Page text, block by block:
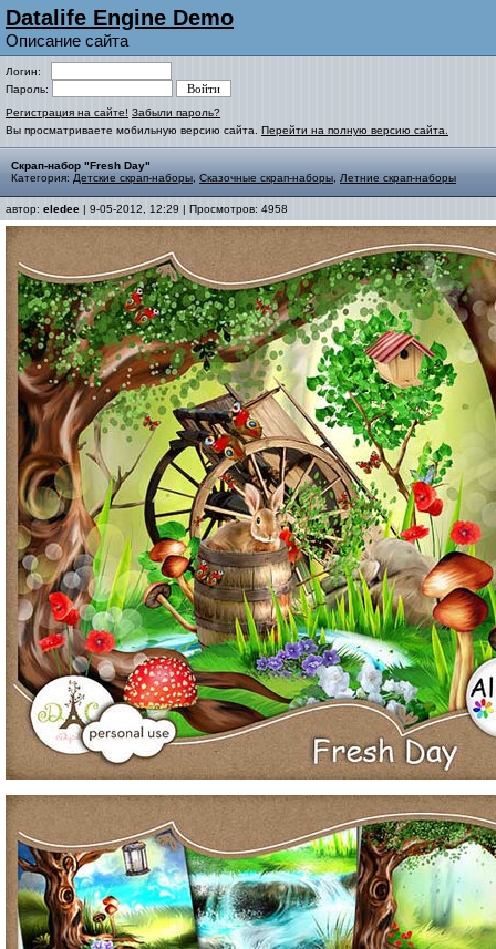
Datalife Engine Demo
Описание сайта
Логин:
Пароль:
Регистрация на сайте! Забыли пароль?
Вы просматриваете мобильную версию сайта. Перейти на полную версию сайта.
Скрап-набор "Fresh Day"
Категория: Детские скрап-наборы Сказочные скрап-наборы Летние скрап-наборы
автор: eledee | 9-05-2012, 12:29 | Просмотров: 4958